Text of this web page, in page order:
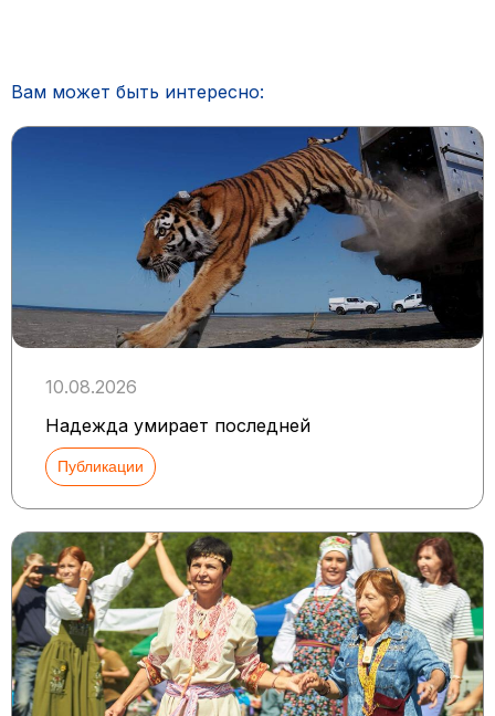
Вам может быть интересно:
10.08.2026
Надежда умирает последней
Публикации